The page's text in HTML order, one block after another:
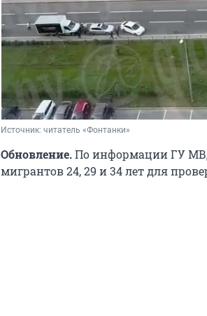
Источник: читатель «Фонтанки»
Обновление.По информации ГУ
мигрантов 24, 29 и 34 лет для